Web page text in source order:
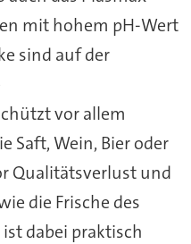
mit hohem pH-Wert
sind auf der
vor allem
Saft, Wein, Bier oder
Qualitätsverlust und
die Frische des
dabei praktisch